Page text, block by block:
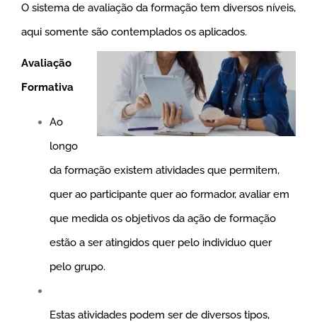
O sistema de avaliação da formação tem diversos níveis,
aqui somente são contemplados os aplicados.
Avaliação
Formativa
Ao
longo
da formação existem atividades que permitem,
quer ao participante quer ao formador, avaliar em
que medida os objetivos da ação de formação
estão a ser atingidos quer pelo individuo quer
pelo grupo.
Estas atividades podem ser de diversos tipos,